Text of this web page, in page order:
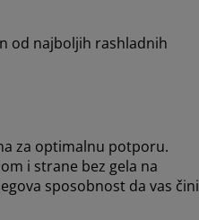
od najboljih rashladnih
za optimalnu potporu.
i strane bez gela na
sposobnost da vas čini